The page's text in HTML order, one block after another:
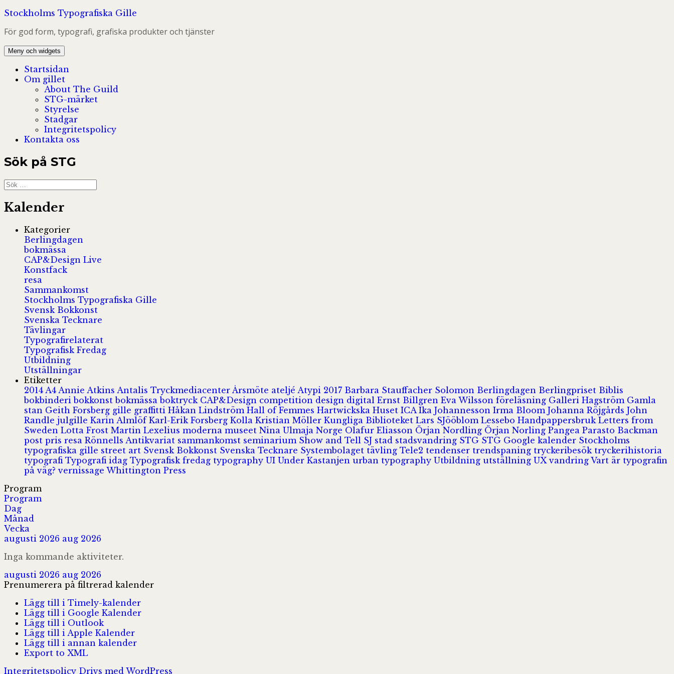
Hoppa
innehåll
Stockholms Typografiska Gille
För god form, typografi, grafiska produkter och tjänster
Meny och widgets
Startsidan
Om gillet
About The Guild
STG-märket
Styrelse
Stadgar
Integritetspolicy
Kontakta oss
Sök på STG
Sök
efter:
Kalender
Kategorier
Berlingdagen
bokmässa
CAP&Design Live
Konstfack
resa
Sammankomst
Stockholms Typografiska Gille
Svensk Bokkonst
Svenska Tecknare
Tävlingar
Typografirelaterat
Typografisk Fredag
Utbildning
Utställningar
Etiketter
2014 A4 Annie Atkins Antalis Tryckmediacenter Årsmöte ateljé Atypi 2017 Barbara Stauffacher Solomon Berlingdagen Berlingpriset Biblis
bokbinderibokkonstbokmässaboktryck CAP&Design competition design digital Ernst Billgren Eva Wilsson föreläsning Galleri Hagström Gamla
stan Geith Forsberg gille graffitti Håkan Lindström Hall of Femmes Hartwickska Huset ICA Ika Johannesson Irma Bloom Johanna Röjgårds John
Randle julgille Karin Almlöf Karl-Erik Forsberg Kolla Kristian Möller Kungliga Biblioteket Lars SJööblom Lessebo Handpappersbruk Letters from
Sweden Lotta Frost Martin Lexelius moderna museet Nina Ulmaja Norge Olafur Eliasson Örjan Nordling Örjan Norling Pangea Parasto Backman
post pris resa Rönnells Antikvariat sammankomst seminarium Show and Tell SJ stad stadsvandring STG STG Google kalender Stockholms
typografiska gille street art Svensk Bokkonst Svenska Tecknare Systembolaget tävling Tele2 tendenser trendspaning tryckeribesök tryckerihistoria
typografi Typografi idag Typografisk fredag typography UI Under Kastanjen urban typography Utbildning utställning UXvandring Vart är typografin
på väg?vernissage Whittington Press
Program
Program
Dag
Månad
Vecka
augusti 2026 aug 2026
Inga kommande aktiviteter.
augusti 2026 aug 2026
Prenumerera på filtrerad kalender
Lägg till i Timely-kalender
Lägg till i Google Kalender
Lägg till i Outlook
Lägg till i Apple Kalender
Lägg till i annan kalender
Export to XML
Integritetspolicy Drivs med WordPress